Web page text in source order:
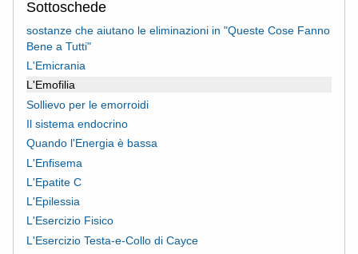
Sottoschede
sostanze che aiutano le eliminazioni in "Queste Cose Fanno
Bene a Tutti"
L'Emicrania
L'Emofilia
Sollievo per le emorroidi
Il sistema endocrino
Quando l'Energia è bassa
L'Enfisema
L'Epatite C
L'Epilessia
L'Esercizio Fisico
L'Esercizio Testa-e-Collo di Cayce